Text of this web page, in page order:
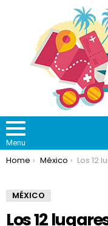
Menu
You are here:
Home México Los 12 lugares más
MÉXICO
Los 12